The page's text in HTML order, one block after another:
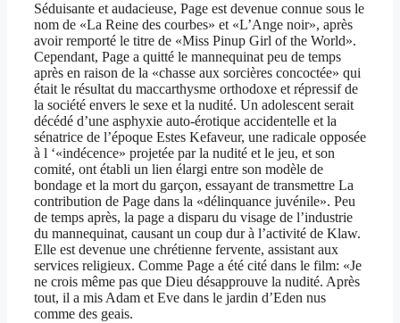
Séduisante et audacieuse, Page est devenue connue sous le
nom de «La Reine des courbes» et «L’Ange noir», après
avoir remporté le titre de «Miss Pinup Girl of the World».
Cependant, Page a quitté le mannequinat peu de temps
après en raison de la «chasse aux sorcières concoctée» qui
était le résultat du maccarthysme orthodoxe et répressif de
la société envers le sexe et la nudité. Un adolescent serait
décédé d’une asphyxie auto-érotique accidentelle et la
sénatrice de l’époque Estes Kefaveur, une radicale opposée
à l ‘«indécence» projetée par la nudité et le jeu, et son
comité, ont établi un lien élargi entre son modèle de
bondage et la mort du garçon, essayant de transmettre La
contribution de Page dans la «délinquance juvénile». Peu
de temps après, la page a disparu du visage de l’industrie
du mannequinat, causant un coup dur à l’activité de Klaw.
Elle est devenue une chrétienne fervente, assistant aux
services religieux. Comme Page a été cité dans le film: «Je
ne crois même pas que Dieu désapprouve la nudité. Après
tout, il a mis Adam et Eve dans le jardin d’Eden nus
comme des geais.